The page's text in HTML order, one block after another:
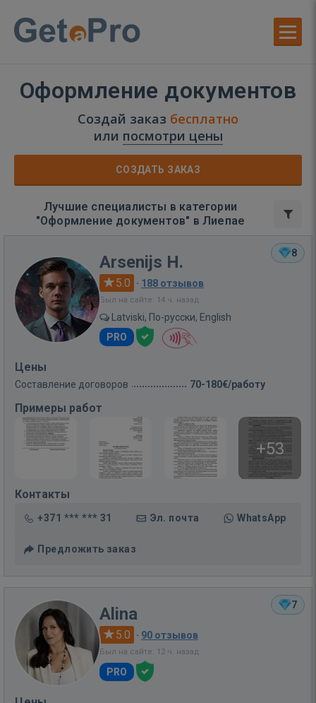
Оформление документов
Создай заказ бесплатно
или посмотри цены
СОЗДАТЬ ЗАКАЗ
Лучшие специалисты в категории
"Оформление документов" в Лиепае
8
Arsenijs H.
5.0 · 188 отзывов
Был на сайте: 14 ч. назад
Latviski, По-русски, English
PRO
Цены
Составление договоров 70-180€/работу
Примеры работ
+53
Контакты
+371 *** *** 31 Эл. почта WhatsApp
Предложить заказ
7
Alina
5.0 · 90 отзывов
Был на сайте: 12 ч. назад
PRO